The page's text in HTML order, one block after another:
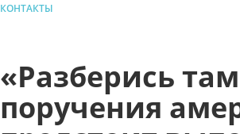
КОНТАКТЫ
«Разберись
поручения